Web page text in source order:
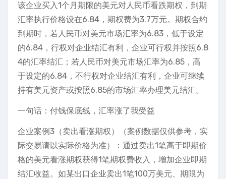
该企业买入1个月期限的美元对人民币看跌期权，到期
汇率执行价格设在6.84，期权费为3.7万元。期权合约
到期时，若人民币对美元市场汇率为6.83，低于设定
的6.84，行权对企业结汇有利，企业可行权并按照6.8
4的汇率结汇；若人民币对美元市场汇率为6.85，高
于设定的6.84，不行权对企业结汇有利，企业可继续
持有美元资产或按照6.85的市场汇率办理美元结汇。
一句话：付钱保底线，汇率涨了我受益
企业案例3（卖出看涨期权）（案例数据仅供参考，实
际交易请以实际价格为准）：通过卖出1笔高于即期价
格的美元看涨期权获得1笔期权费收入，增加企业即期
结汇收益。如某出口企业卖出1笔100万美元、期限为